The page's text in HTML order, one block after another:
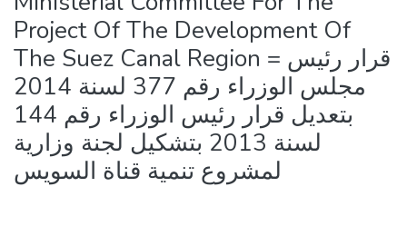
Project Of The Development Of
The Suez Canal Region = قرار رئيس
مجلس الوزراء رقم 377 لسنة 2014
بتعديل قرار رئيس الوزراء رقم 144
لسنة 2013 بتشكيل لجنة وزارية
لمشروع تنمية قناة السويس